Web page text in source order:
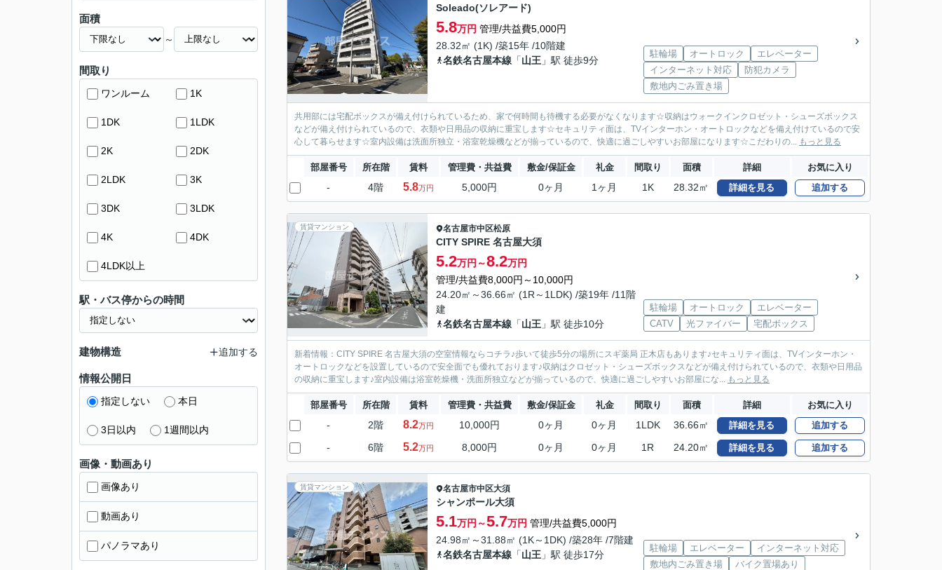
Soleado(ソレアード)
5.8万円 管理/共益費5,000円
28.32㎡ (1K) /築15年 /10階建
名鉄名古屋本線 「山王 」駅 徒歩9分
駐輪場 オートロック
エレベーター
インターネット対応
防犯カメラ
敷地内ごみ置き場
共用部には宅配ボックスが備え付けられているため、家で何時間も待機する必要がなくなります☆収納はウォークインクロゼット・シューズボックス
などが備え付けられているので、衣類や日用品の収納に重宝します☆セキュリティ面は、TVインターホン・オートロックなどを備え付けているので安
心して暮らせます☆室内設備は洗面所独立・浴室乾燥機などが揃っているので、快適に過ごしやすいお部屋になります☆こだわりの... もっと見る
部屋番号 所在階 賃料 管理費・共益費 敷金/保証金 礼金 間取り 面積 詳細 お気に入り
- 4階 5.8万円 5,000円 0ヶ月 1ヶ月 1K 28.32㎡ 詳細を見る 追加する
賃貸マンション 名古屋市中区松原
CITY SPIRE 名古屋大須
5.2万円～8.2万円
管理/共益費8,000円～10,000円
24.20㎡～36.66㎡ (1R～1LDK) /築19年 /11階
建
名鉄名古屋本線 「山王 」駅 徒歩10分
駐輪場 オートロック
エレベーター
CATV
光ファイバー 宅配ボックス
新着情報：CITY SPIRE 名古屋大須の空室情報ならコチラ♪歩いて徒歩5分の場所にスギ薬局 正木店もあります♪セキュリティ面は、TVインターホン・
オートロックなどを設置しているので安全面でも優れております♪収納はクロゼット・シューズボックスなどが備え付けられているので、衣類や日用品
の収納に重宝します♪室内設備は浴室乾燥機・洗面所独立などが揃っているので、快適に過ごしやすいお部屋にな... もっと見る
部屋番号 所在階 賃料 管理費・共益費 敷金/保証金 礼金 間取り 面積 詳細 お気に入り
- 2階 8.2万円 10,000円 0ヶ月 0ヶ月 1LDK 36.66㎡ 詳細を見る 追加する
- 6階 5.2万円 8,000円 0ヶ月 0ヶ月 1R 24.20㎡ 詳細を見る 追加する
賃貸マンション 名古屋市中区大須
シャンポール大須
5.1万円～5.7万円 管理/共益費5,000円
24.98㎡～31.88㎡ (1K～1DK) /築28年 /7階建
名鉄名古屋本線 「山王 」駅 徒歩17分
駐輪場 エレベーター
インターネット対応
敷地内ごみ置き場
バイク置場あり
面積
～
間取り
ワンルーム 1K
1DK 1LDK
2K 2DK
2LDK 3K
3DK 3LDK
4K 4DK
4LDK以上
駅・バス停からの時間
建物構造 追加する
情報公開日
指定しない 本日
3日以内 1週間以内
画像・動画あり
画像あり
動画あり
パノラマあり